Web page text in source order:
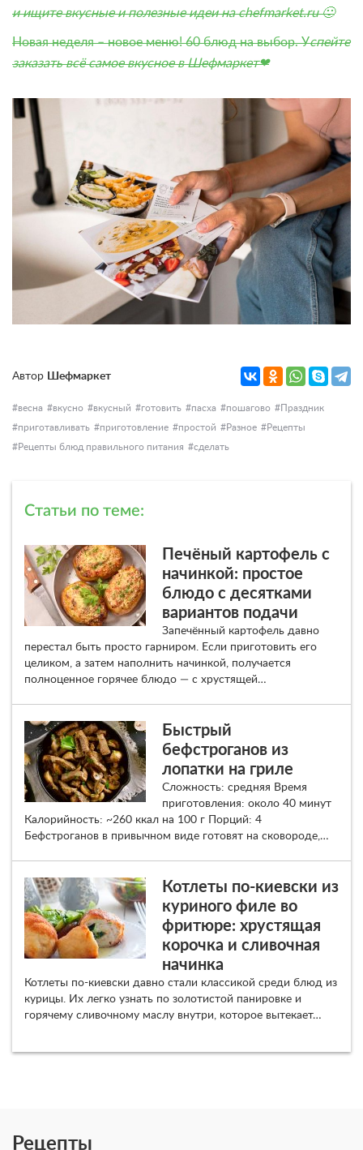
и ищите вкусные и полезные идеи на chefmarket.ru 🙂
Новая неделя – новое меню! 60 блюд на выбор.Успейте
заказать всё самое вкусное в Шефмаркет❤
Автор Шефмаркет
весна вкусно вкусный готовить пасха пошагово
Праздник
приготавливать
приготовление простой Разное
Рецепты
Рецепты блюд правильного питания
сделать
Статьи по теме:
Печёный картофель с
начинкой: простое
блюдо с десятками
вариантов подачи
Запечённый картофель давно
перестал быть просто гарниром. Если приготовить его
целиком, а затем наполнить начинкой, получается
полноценное горячее блюдо — с хрустящей…
Быстрый
бефстроганов из
лопатки на гриле
Сложность: средняя Время
приготовления: около 40 минут
Калорийность: ~260 ккал на 100 г Порций: 4
Бефстроганов в привычном виде готовят на сковороде,…
Котлеты по-киевски из
куриного филе во
фритюре: хрустящая
корочка и сливочная
начинка
Котлеты по-киевски давно стали классикой среди блюд из
курицы. Их легко узнать по золотистой панировке и
горячему сливочному маслу внутри, которое вытекает…
Рецепты